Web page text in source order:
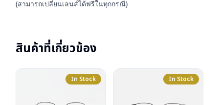
(สามารถเปลี่ยนเลนส์ได้ฟรีในทุกกรณี)
สินค้าที่เกี่ยวข้อง
In Stock In Stock